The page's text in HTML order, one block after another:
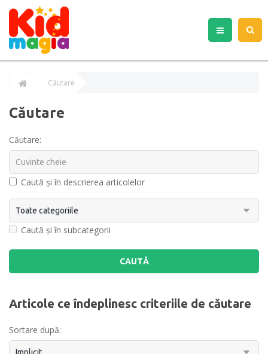
Căutare
Căutare
Căutare:
Caută și în descrierea articolelor
Caută și în subcategorii
Articole ce îndeplinesc criteriile de căutare
Sortare după: